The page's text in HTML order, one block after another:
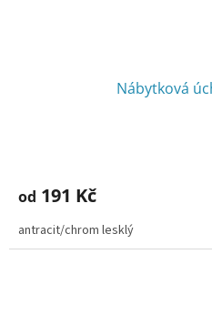
Nábytková
od 191 Kč
antracit/chrom lesklý